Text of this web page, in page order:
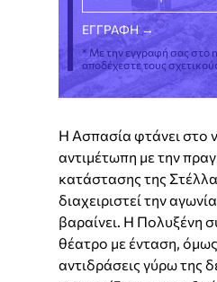
* Με την εγγραφή σας στο
αποδέχεστε τους
Η Ασπασία φτάνει στο
αντιμέτωπη με την
κατάστασης της
διαχειριστεί την
βαραίνει. Η Πολυξένη
θέατρο με ένταση, όμως
αντιδράσεις γύρω της